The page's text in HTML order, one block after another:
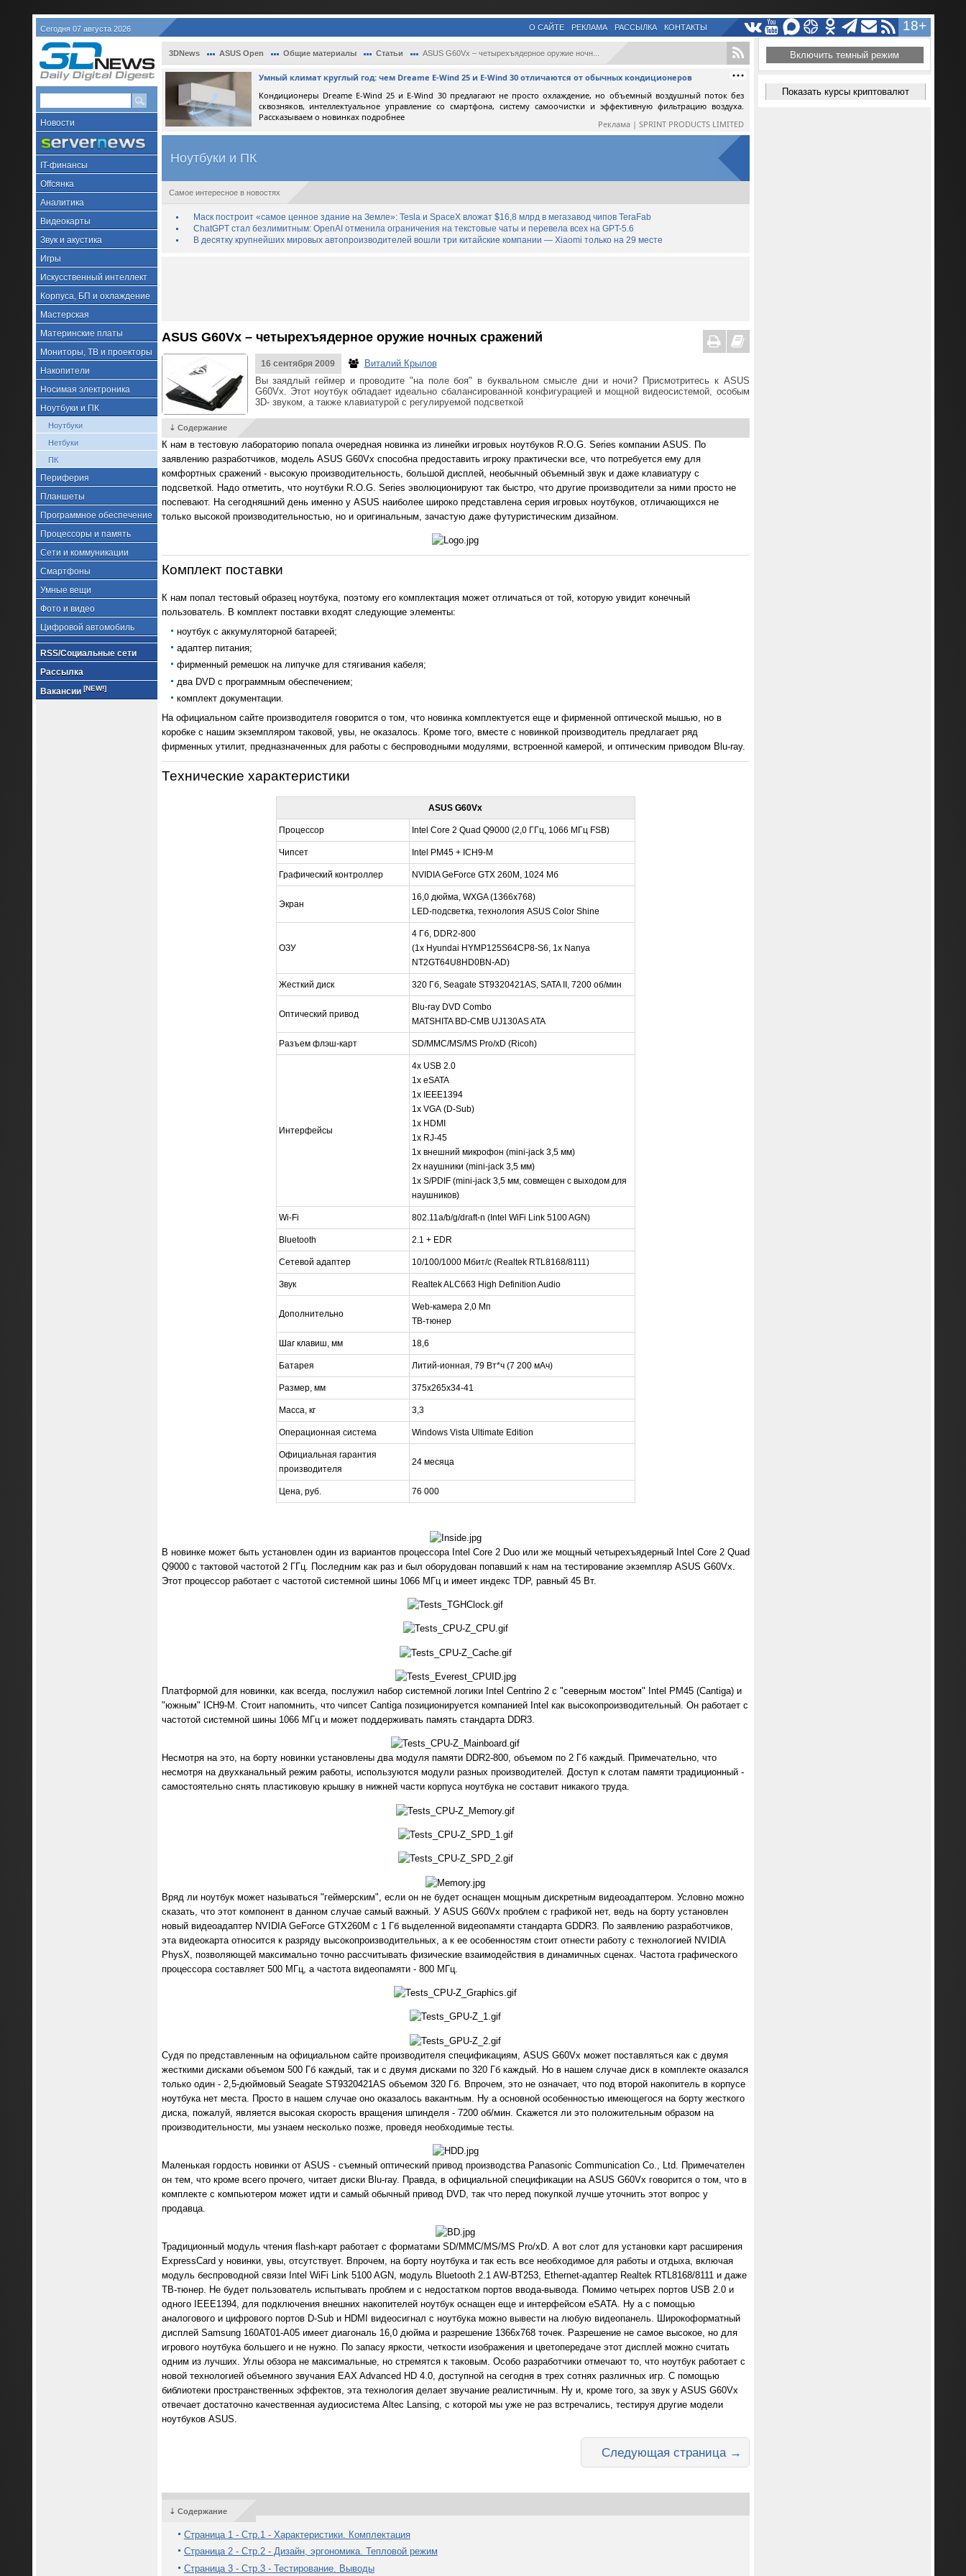
Сегодня 07 августа 2026 18+
О САЙТЕ РЕКЛАМА РАССЫЛКА КОНТАКТЫ
Новости
IT-финансы
Offсянка
Аналитика
Видеокарты
Звук и акустика
Игры
Искусственный интеллект
Корпуса, БП и охлаждение
Мастерская
Материнские платы
Мониторы, ТВ и проекторы
Накопители
Носимая электроника
Ноутбуки и ПК
Ноутбуки
Нетбуки
ПК
Периферия
Планшеты
Программное обеспечение
Процессоры и память
Сети и коммуникации
Смартфоны
Умные вещи
Фото и видео
Цифровой автомобиль
RSS/Социальные сети
Рассылка
Вакансии [NEW!]
3DNews ASUS Open Общие материалы Статьи ASUS G60Vx – четырехъядерное оружие ночн...
Умный климат круглый год: чем Dreame E-Wind 25 и E-Wind 30 отличаются от обычных кондиционеров
Кондиционеры Dreame E-Wind 25 и E-Wind 30 предлагают не просто охлаждение, но объемный воздушный поток без
сквозняков, интеллектуальное управление со смартфона, систему самоочистки и эффективную фильтрацию воздуха.
Рассказываем о новинках подробнее
Реклама | SPRINT PRODUCTS LIMITED
Ноутбуки и ПК
Самое интересное в новостях
Маск построит «самое ценное здание на Земле»: Tesla и SpaceX вложат $16,8 млрд в мегазавод чипов TeraFab
ChatGPT стал безлимитным: OpenAI отменила ограничения на текстовые чаты и перевела всех на GPT-5.6
В десятку крупнейших мировых автопроизводителей вошли три китайские компании — Xiaomi только на 29 месте
ASUS G60Vx – четырехъядерное оружие ночных сражений
16 сентября 2009
Виталий Крылов
Вы заядлый геймер и проводите "на поле боя" в буквальном смысле дни и ночи? Присмотритесь к ASUS
G60Vx. Этот ноутбук обладает идеально сбалансированной конфигурацией и мощной видеосистемой, особым
3D- звуком, а также клавиатурой с регулируемой подсветкой
⇣ Содержание
К нам в тестовую лабораторию попала очередная новинка из линейки игровых ноутбуков R.O.G. Series компании ASUS. По
заявлению разработчиков, модель ASUS G60Vx способна предоставить игроку практически все, что потребуется ему для
комфортных сражений - высокую производительность, большой дисплей, необычный объемный звук и даже клавиатуру с
подсветкой. Надо отметить, что ноутбуки R.O.G. Series эволюционируют так быстро, что другие производители за ними просто не
поспевают. На сегодняшний день именно у ASUS наиболее широко представлена серия игровых ноутбуков, отличающихся не
только высокой производительностью, но и оригинальным, зачастую даже футуристическим дизайном.
Комплект поставки
К нам попал тестовый образец ноутбука, поэтому его комплектация может отличаться от той, которую увидит конечный
пользователь. В комплект поставки входят следующие элементы:
ноутбук с аккумуляторной батареей;
адаптер питания;
фирменный ремешок на липучке для стягивания кабеля;
два DVD с программным обеспечением;
комплект документации.
На официальном сайте производителя говорится о том, что новинка комплектуется еще и фирменной оптической мышью, но в
коробке с нашим экземпляром таковой, увы, не оказалось. Кроме того, вместе с новинкой производитель предлагает ряд
фирменных утилит, предназначенных для работы с беспроводными модулями, встроенной камерой, и оптическим приводом Blu-ray.
Технические характеристики
ASUS G60Vx
Процессор Intel Core 2 Quad Q9000 (2,0 ГГц, 1066 МГц FSB)
Чипсет Intel PM45 + ICH9-M
Графический контроллер NVIDIA GeForce GTX 260M, 1024 Мб
Экран
16,0 дюйма, WXGA (1366x768)
LED-подсветка, технология ASUS Color Shine
ОЗУ
4 Гб, DDR2-800
(1x Hyundai HYMP125S64CP8-S6, 1x Nanya
NT2GT64U8HD0BN-AD)
Жесткий диск 320 Гб, Seagate ST9320421AS, SATA II, 7200 об/мин
Оптический привод
Blu-ray DVD Combo
MATSHITA BD-CMB UJ130AS ATA
Разъем флэш-карт SD/MMC/MS/MS Pro/xD (Ricoh)
Интерфейсы
4x USB 2.0
1x eSATA
1x IEEE1394
1x VGA (D-Sub)
1x HDMI
1x RJ-45
1x внешний микрофон (mini-jack 3,5 мм)
2x наушники (mini-jack 3,5 мм)
1x S/PDIF (mini-jack 3,5 мм, совмещен с выходом для
наушников)
Wi-Fi 802.11a/b/g/draft-n (Intel WiFi Link 5100 AGN)
Bluetooth 2.1 + EDR
Сетевой адаптер 10/100/1000 Мбит/с (Realtek RTL8168/8111)
Звук Realtek ALC663 High Definition Audio
Дополнительно
Web-камера 2,0 Мп
ТВ-тюнер
Шаг клавиш, мм 18,6
Батарея Литий-ионная, 79 Вт*ч (7 200 мАч)
Размер, мм 375x265x34-41
Масса, кг 3,3
Операционная система Windows Vista Ultimate Edition
Официальная гарантия
производителя
24 месяца
Цена, руб. 76 000
В новинке может быть установлен один из вариантов процессора Intel Core 2 Duo или же мощный четырехъядерный Intel Core 2 Quad
Q9000 с тактовой частотой 2 ГГц. Последним как раз и был оборудован попавший к нам на тестирование экземпляр ASUS G60Vx.
Этот процессор работает с частотой системной шины 1066 МГц и имеет индекс TDP, равный 45 Вт.
Платформой для новинки, как всегда, послужил набор системной логики Intel Centrino 2 с "северным мостом" Intel PM45 (Cantiga) и
"южным" ICH9-M. Стоит напомнить, что чипсет Cantiga позиционируется компанией Intel как высокопроизводительный. Он работает с
частотой системной шины 1066 МГц и может поддерживать память стандарта DDR3.
Несмотря на это, на борту новинки установлены два модуля памяти DDR2-800, объемом по 2 Гб каждый. Примечательно, что
несмотря на двухканальный режим работы, используются модули разных производителей. Доступ к слотам памяти традиционный -
самостоятельно снять пластиковую крышку в нижней части корпуса ноутбука не составит никакого труда.
Вряд ли ноутбук может называться "геймерским", если он не будет оснащен мощным дискретным видеоадаптером. Условно можно
сказать, что этот компонент в данном случае самый важный. У ASUS G60Vx проблем с графикой нет, ведь на борту установлен
новый видеоадаптер NVIDIA GeForce GTX260M c 1 Гб выделенной видеопамяти стандарта GDDR3. По заявлению разработчиков,
эта видеокарта относится к разряду высокопроизводительных, а к ее особенностям стоит отнести работу с технологией NVIDIA
PhysX, позволяющей максимально точно рассчитывать физические взаимодействия в динамичных сценах. Частота графического
процессора составляет 500 МГц, а частота видеопамяти - 800 МГц.
Судя по представленным на официальном сайте производителя спецификациям, ASUS G60Vx может поставляться как с двумя
жесткими дисками объемом 500 Гб каждый, так и с двумя дисками по 320 Гб каждый. Но в нашем случае диск в комплекте оказался
только один - 2,5-дюймовый Seagate ST9320421AS объемом 320 Гб. Впрочем, это не означает, что под второй накопитель в корпусе
ноутбука нет места. Просто в нашем случае оно оказалось вакантным. Ну а основной особенностью имеющегося на борту жесткого
диска, пожалуй, является высокая скорость вращения шпинделя - 7200 об/мин. Скажется ли это положительным образом на
производительности, мы узнаем несколько позже, проведя необходимые тесты.
Маленькая гордость новинки от ASUS - съемный оптический привод производства Panasonic Communication Co., Ltd. Примечателен
он тем, что кроме всего прочего, читает диски Blu-ray. Правда, в официальной спецификации на ASUS G60Vx говорится о том, что в
комплекте с компьютером может идти и самый обычный привод DVD, так что перед покупкой лучше уточнить этот вопрос у
продавца.
Традиционный модуль чтения flash-карт работает с форматами SD/MMC/MS/MS Pro/xD. А вот слот для установки карт расширения
ExpressCard у новинки, увы, отсутствует. Впрочем, на борту ноутбука и так есть все необходимое для работы и отдыха, включая
модуль беспроводной связи Intel WiFi Link 5100 AGN, модуль Bluetooth 2.1 AW-BT253, Ethernet-адаптер Realtek RTL8168/8111 и даже
ТВ-тюнер. Не будет пользователь испытывать проблем и с недостатком портов ввода-вывода. Помимо четырех портов USB 2.0 и
одного IEEE1394, для подключения внешних накопителей ноутбук оснащен еще и интерфейсом eSATA. Ну а с помощью
аналогового и цифрового портов D-Sub и HDMI видеосигнал с ноутбука можно вывести на любую видеопанель. Широкоформатный
дисплей Samsung 160AT01-A05 имеет диагональ 16,0 дюйма и разрешение 1366х768 точек. Разрешение не самое высокое, но для
игрового ноутбука большего и не нужно. По запасу яркости, четкости изображения и цветопередаче этот дисплей можно считать
одним из лучших. Углы обзора не максимальные, но стремятся к таковым. Особо разработчики отмечают то, что ноутбук работает с
новой технологией объемного звучания EAX Advanced HD 4.0, доступной на сегодня в трех сотнях различных игр. С помощью
библиотеки пространственных эффектов, эта технология делает звучание реалистичным. Ну и, кроме того, за звук у ASUS G60Vx
отвечает достаточно качественная аудиосистема Altec Lansing, с которой мы уже не раз встречались, тестируя другие модели
ноутбуков ASUS.
Следующая страница →
⇣ Содержание
Страница 1 - Стр.1 - Характеристики. Комплектация
Страница 2 - Стр.2 - Дизайн, эргономика. Тепловой режим
Страница 3 - Стр.3 - Тестирование. Выводы
Включить темный режим
Показать курсы криптовалют